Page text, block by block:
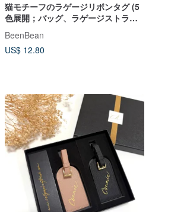
猫モチーフのラゲージリボンタグ (5
色展開；バッグ、ラゲージストラッ
プ、ヘアタイに)
BeenBean
US$ 12.80